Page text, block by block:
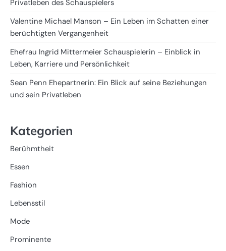
Privatleben des Schauspielers
Valentine Michael Manson – Ein Leben im Schatten einer
berüchtigten Vergangenheit
Ehefrau Ingrid Mittermeier Schauspielerin – Einblick in
Leben, Karriere und Persönlichkeit
Sean Penn Ehepartnerin: Ein Blick auf seine Beziehungen
und sein Privatleben
Kategorien
Berühmtheit
Essen
Fashion
Lebensstil
Mode
Prominente